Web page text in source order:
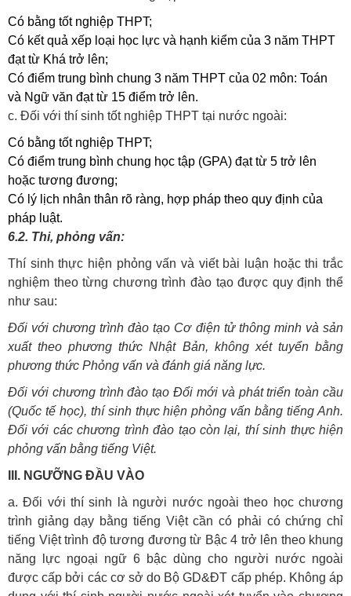
Có bằng tốt nghiệp THPT;
Có kết quả xếp loại học lực và hạnh kiểm của 3 năm THPT
đạt từ Khá trở lên;
Có điểm trung bình chung 3 năm THPT của 02 môn: Toán
và Ngữ văn đạt từ 15 điểm trở lên.
c. Đối với thí sinh tốt nghiệp THPT tại nước ngoài:
Có bằng tốt nghiệp THPT;
Có điểm trung bình chung học tập (GPA) đạt từ 5 trở lên
hoặc tương đương;
Có lý lịch nhân thân rõ ràng, hợp pháp theo quy định của
pháp luật.
6.2. Thi, phỏng vấn:
Thí sinh thực hiện phỏng vấn và viết bài luận hoặc thi trắc
nghiệm theo từng chương trình đào tạo được quy định thể
như sau:
Đối với chương trình đào tạo Cơ điện tử thông minh và sản
xuất theo phương thức Nhật Bản, không xét tuyển bằng
phương thức Phỏng vấn và đánh giá năng lực.
Đối với chương trình đào tạo Đổi mới và phát triển toàn cầu
(Quốc tế học), thí sinh thực hiện phỏng vấn bằng tiếng Anh.
Đối với các chương trình đào tạo còn lại, thí sinh thực hiện
phỏng vấn bằng tiếng Việt.
III. NGƯỠNG ĐẦU VÀO
a. Đối với thí sinh là người nước ngoài theo học chương
trình giảng dạy bằng tiếng Việt cần có phải có chứng chỉ
tiếng Việt trình độ tương đương từ Bậc 4 trở lên theo khung
năng lực ngoại ngữ 6 bậc dùng cho người nước ngoài
được cấp bởi các cơ sở do Bộ GD&ĐT cấp phép. Không áp